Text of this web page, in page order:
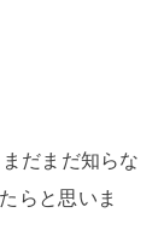
だまだ知らな
らと思いま